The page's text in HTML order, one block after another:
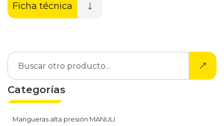
Ficha técnica
Categorías
Mangueras alta presión MANULI